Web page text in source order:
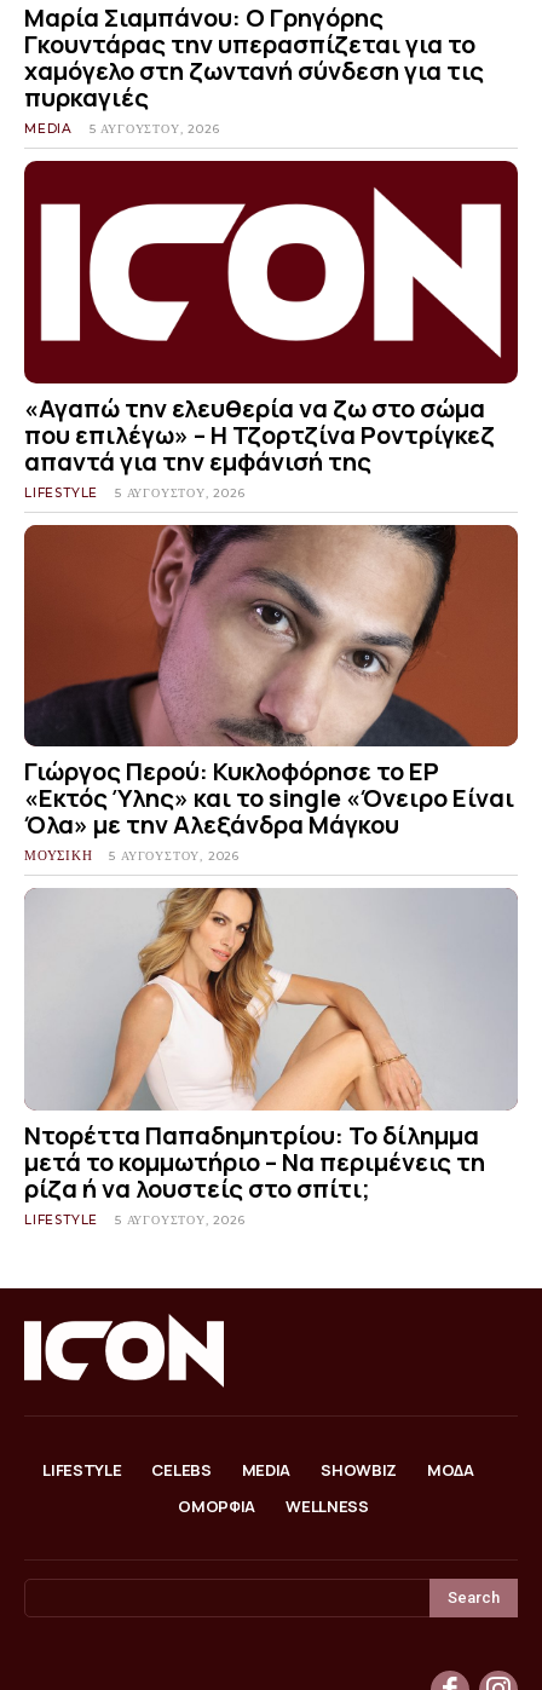
Μαρία Σιαμπάνου: Ο Γρηγόρης
Γκουντάρας την υπερασπίζεται για το
χαμόγελο στη ζωντανή σύνδεση για τις
πυρκαγιές
MEDIA 5 ΑΥΓΟΎΣΤΟΥ, 2026
«Αγαπώ την ελευθερία να ζω στο σώμα
που επιλέγω» – Η Τζορτζίνα Ροντρίγκεζ
απαντά για την εμφάνισή της
LIFESTYLE 5 ΑΥΓΟΎΣΤΟΥ, 2026
Γιώργος Περού: Κυκλοφόρησε το EP
«Εκτός Ύλης» και το single «Όνειρο Είναι
Όλα» με την Αλεξάνδρα Μάγκου
ΜΟΥΣΙΚΗ 5 ΑΥΓΟΎΣΤΟΥ, 2026
Ντορέττα Παπαδημητρίου: Το δίλημμα
μετά το κομμωτήριο – Να περιμένεις τη
ρίζα ή να λουστείς στο σπίτι;
LIFESTYLE 5 ΑΥΓΟΎΣΤΟΥ, 2026
LIFESTYLE CELEBS MEDIA SHOWBIZ
ΜΟΔΑ
ΟΜΟΡΦΙΑ
WELLNESS
Search